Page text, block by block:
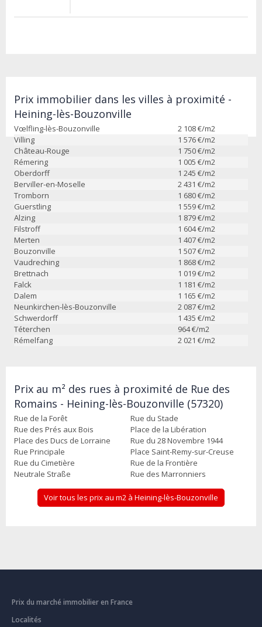
Prix immobilier dans les villes à proximité -
Heining-lès-Bouzonville
Vœlfling-lès-Bouzonville 2 108€/m2
Villing
1 576€/m2
Château-Rouge
1 750€/m2
Rémering
1 005 €/m2
Oberdorff
1 245 €/m2
Berviller-en-Moselle
2 431 €/m2
Tromborn
1 680€/m2
Guerstling
1 559€/m2
Alzing
1 879€/m2
Filstroff
1 604€/m2
Merten
1 407€/m2
Bouzonville
1 507€/m2
Vaudreching
1 868€/m2
Brettnach
1 019€/m2
Falck
1 181 €/m2
Dalem
1 165 €/m2
Neunkirchen-lès-Bouzonville
2 087€/m2
Schwerdorff
1 435 €/m2
Téterchen
964€/m2
Rémelfang
2 021 €/m2
Prix au m² des rues à proximité de Rue des
Romains - Heining-lès-Bouzonville (57320)
Rue de la Forêt
Rue du Stade
Rue des Prés aux Bois
Place de la Libération
Place des Ducs de Lorraine
Rue du 28 Novembre 1944
Rue Principale
Place Saint-Remy-sur-Creuse
Rue du Cimetière
Rue de la Frontière
Neutrale Straße
Rue des Marronniers
Voir tous les prix au m2 à Heining-lès-Bouzonville
Prix du marché immobilier en France
Localités